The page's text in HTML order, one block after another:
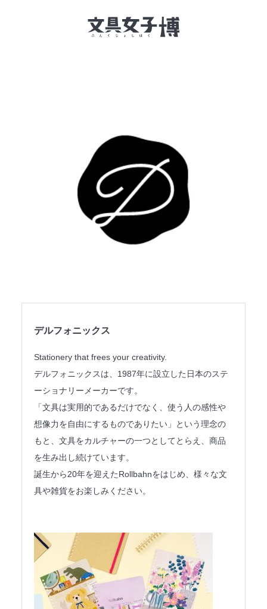
NEWS
文具女子アワード
アイデアコンペ
SHARE ME!
デルフォニックス
Stationery that frees your creativity.
デルフォニックスは、1987年に設立した日本のステ
ーショナリーメーカーです。
「文具は実用的であるだけでなく、使う人の感性や
想像力を自由にするものでありたい」という理念の
もと、文具をカルチャーの一つとしてとらえ、商品
を生み出し続けています。
誕生から20年を迎えたRollbahnをはじめ、様々な文
具や雑貨をお楽しみください。